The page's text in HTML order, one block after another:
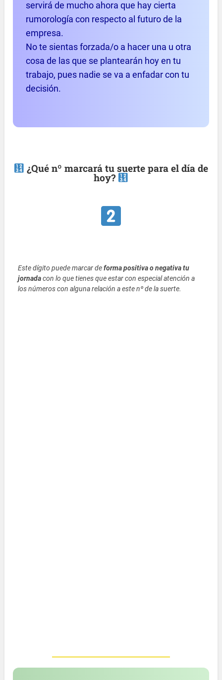
servirá de mucho ahora que hay cierta
rumorología con respecto al futuro de la
empresa.
No te sientas forzada/o a hacer una u otra
cosa de las que se plantearán hoy en tu
trabajo, pues nadie se va a enfadar con tu
decisión.
¿Qué nº marcará tu suerte para el día de
hoy?
Este dígito puede marcar deforma positiva o negativa tu
jornadacon lo que tienes que estar con especial atención a
los números con alguna relación a este nº de la suerte.